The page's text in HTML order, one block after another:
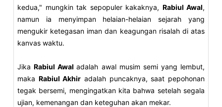
kedua," mungkin tak sepopuler kakaknya, Rabiul Awal,
namun ia menyimpan helaian-helaian sejarah yang
mengukir ketegasan iman dan keagungan risalah di atas
kanvas waktu.
JikaRabiul Awaladalah awal musim semi yang lembut,
maka Rabiul Akhir adalah puncaknya, saat pepohonan
tegak bersemi, mengingatkan kita bahwa setelah segala
ujian, kemenangan dan keteguhan akan mekar.